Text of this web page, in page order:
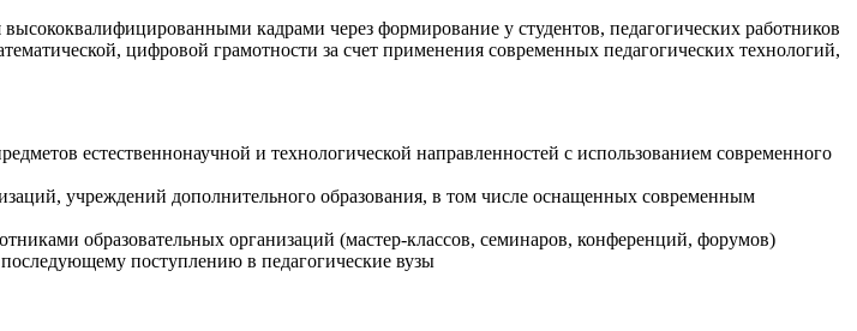
высококвалифицированными кадрами через формирование у студентов, педагогических работников
цифровой грамотности за счет применения современных педагогических технологий,
естественнонаучной и технологической направленностей с использованием современного
учреждений дополнительного образования, в том числе оснащенных современным
образовательных организаций (мастер-классов, семинаров, конференций, форумов)
поступлению в педагогические вузы